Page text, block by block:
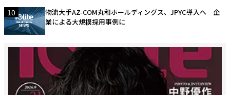
10
物流大手AZ-COM丸和ホールディングス、JPYC導入へ 企
業による大規模採用事例に